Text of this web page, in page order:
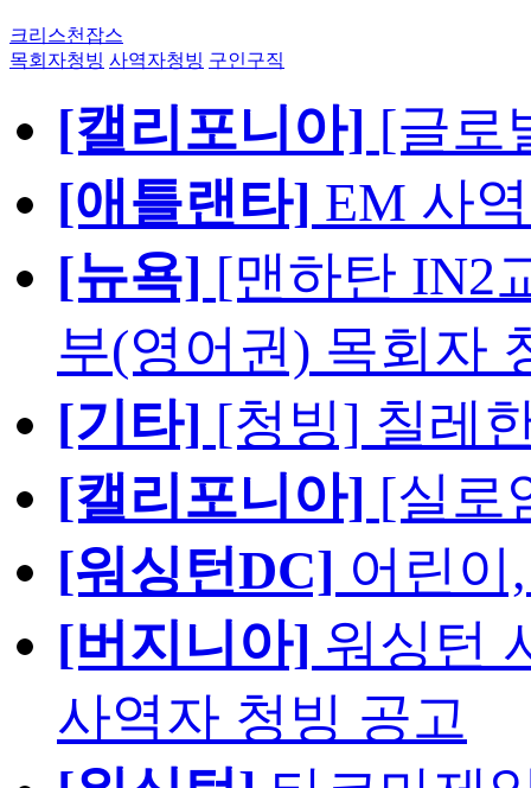
크리스천잡스
목회자청빙 사역자청빙 구인구직
[캘리포니아] [글로
[애틀랜타] EM 사
[뉴욕] [맨하탄 IN2
부(영어권) 목회자
[기타] [청빙] 칠레
[캘리포니아] [실로
[워싱턴DC] 어린이
[버지니아] 워싱턴
사역자 청빙 공고